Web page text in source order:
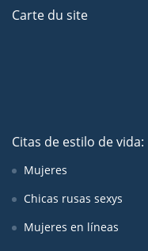
Carte du site
Citas de estilo de vida:
Mujeres
Chicas rusas sexys
Mujeres en líneas